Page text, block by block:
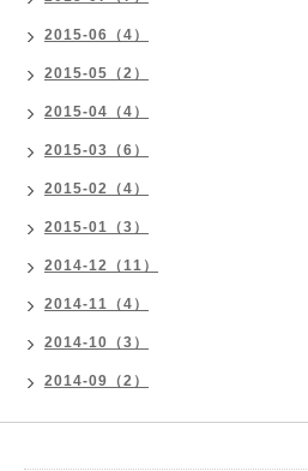
2015-06（4）
2015-05（2）
2015-04（4）
2015-03（6）
2015-02（4）
2015-01（3）
2014-12（11）
2014-11（4）
2014-10（3）
2014-09（2）